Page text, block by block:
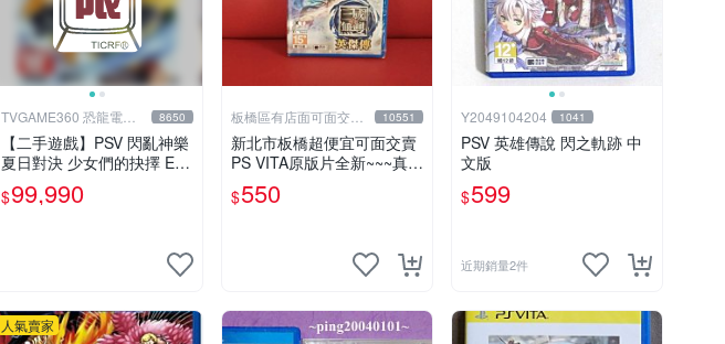
TVGAME360 恐龍電玩- 8650
【二手遊戲】PSV 閃亂神樂
夏日對決 少女們的抉擇 ES
TIVAL VERSUS 中文版【台
中恐龍電玩】
$99,990
板橋區有店面可面交高
價回收電玩
10551
新北市板橋超便宜可面交賣
PS VITA原版片全新~~~真
三國無雙 英傑傳 中文版~~~
下標就賣不用等
$550
Y2049104204 1041
PSV 英雄傳說 閃之軌跡 中
文版
$599
近期銷量2件
人氣賣家